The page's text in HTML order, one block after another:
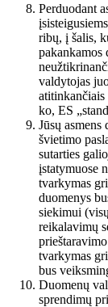
Perduodant
ribų, į šalis,
pakankamos
valdytojas
atitinkančiais
ko, ES
Jūsų
švietimo
sutarties
įstatymuose
tvarkymas
duomenys
siekimui
reikalavimų
tvarkymas
bus
Duomenų
sprendimų